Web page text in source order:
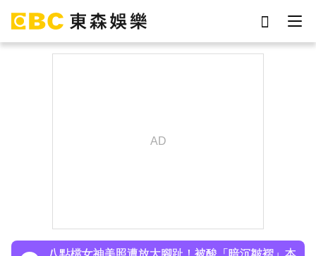
下載東森App，隨時掌握天下大小事！
人無奈回應